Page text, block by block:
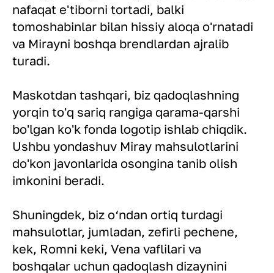
nafaqat e'tiborni tortadi, balki
tomoshabinlar bilan hissiy aloqa o'rnatadi
va Mirayni boshqa brendlardan ajralib
turadi.
Maskotdan tashqari, biz qadoqlashning
yorqin to'q sariq rangiga qarama-qarshi
bo'lgan ko'k fonda logotip ishlab chiqdik.
Ushbu yondashuv Miray mahsulotlarini
do'kon javonlarida osongina tanib olish
imkonini beradi.
Shuningdek, biz o‘ndan ortiq turdagi
mahsulotlar, jumladan, zefirli pechene,
kek, Romni keki, Vena vaflilari va
boshqalar uchun qadoqlash dizaynini